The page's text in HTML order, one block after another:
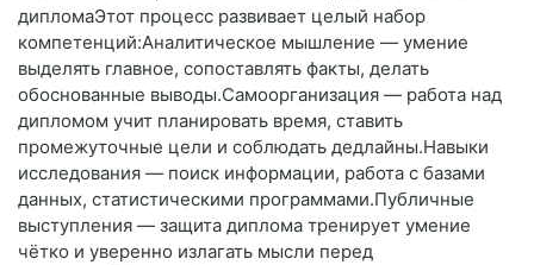
дипломаЭтот процесс развивает целый набор
компетенций:Аналитическое мышление — умение
выделять главное, сопоставлять факты, делать
обоснованные выводы.Самоорганизация — работа над
дипломом учит планировать время, ставить
промежуточные цели и соблюдать дедлайны.Навыки
исследования — поиск информации, работа с базами
данных, статистическими программами.Публичные
выступления — защита диплома тренирует умение
чётко и уверенно излагать мысли перед